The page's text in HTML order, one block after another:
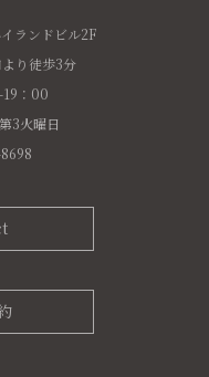
ランドビル2F
り徒歩3分
：00
3火曜日